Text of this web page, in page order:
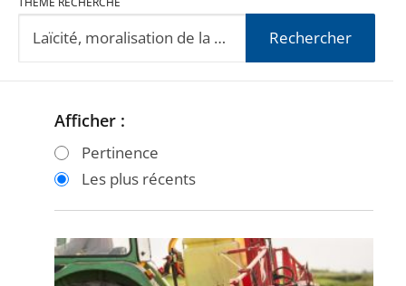
Rechercher
Passer
filtres
après
Passer
filtres
avant
Afficher :
Pertinence
Les plus récents
Réglementation
de